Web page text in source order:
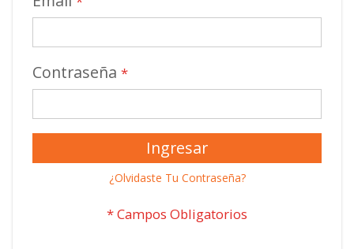
Contraseña
Ingresar
¿Olvidaste Tu Contraseña?